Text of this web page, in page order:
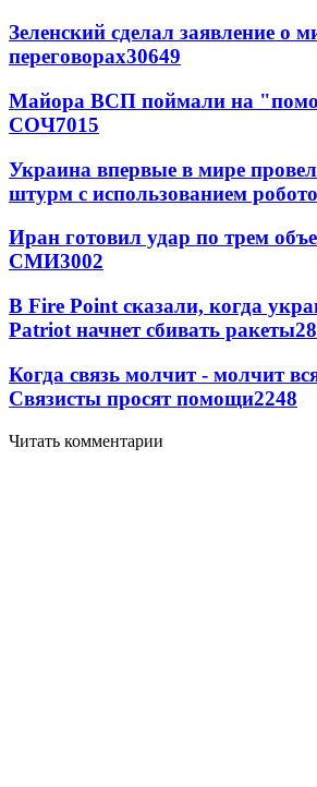
Зеленский сделал заявление о
переговорах30649
Майора ВСП поймали на
СОЧ7015
Украина впервые в мире
штурм с использованием
Иран готовил удар по трем
СМИ3002
В Fire Point сказали, когда
Patriot начнет сбивать ракеты
Когда связь молчит - молчит
Связисты просят помощи2248
Читать комментарии